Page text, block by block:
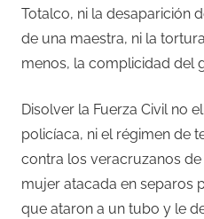
Totalco, ni la desaparición
de una maestra, ni la
menos, la complicidad del
Disolver la Fuerza Civil no
policíaca, ni el régimen de
contra los veracruzanos
mujer atacada en separos
que ataron a un tubo y le